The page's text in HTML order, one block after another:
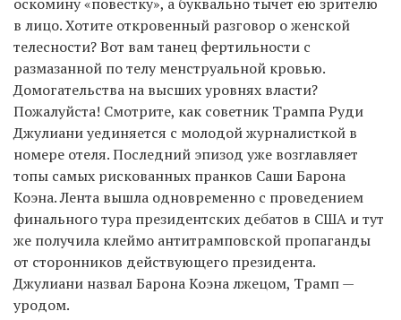
в лицо. Хотите откровенный разговор о женской
телесности? Вот вам танец фертильности с
размазанной по телу менструальной кровью.
Домогательства на высших уровнях власти?
Пожалуйста! Смотрите, как советник Трампа Руди
Джулиани уединяется с молодой журналисткой в
номере отеля. Последний эпизод уже возглавляет
топы самых рискованных пранков Саши Барона
Коэна. Лента вышла одновременно с проведением
финального тура президентских дебатов в США и тут
же получила клеймо антитрамповской пропаганды
от сторонников действующего президента.
Джулиани назвал Барона Коэна лжецом, Трамп —
уродом.